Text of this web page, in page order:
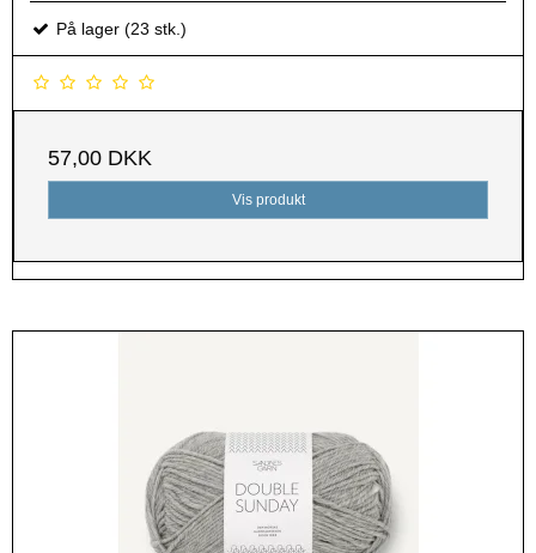
På lager (23 stk.)
57,00 DKK
Vis produkt